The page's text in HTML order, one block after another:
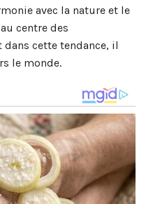
avec la nature et le
centre des
dans cette tendance, il
le monde.